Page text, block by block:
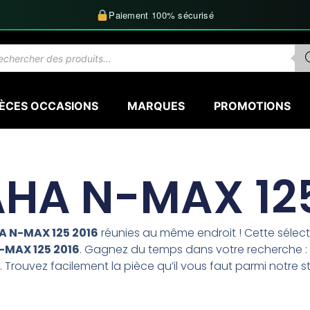
Paiement 100% sécurisé
OCCASIONS MARQUES PROMOTIONS
N-MAX
N-MAX 125 2016 réunies au même endroit ! Cette
125 2016. Gagnez du temps dans votre recherche
Trouvez facilement la pièce qu’il vous faut parmi notre